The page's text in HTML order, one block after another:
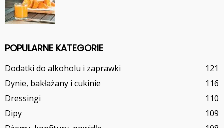
POPULARNE KATEGORIE
Dodatki do alkoholu i zaprawki
121
Dynie, bakłażany i cukinie
116
Dressingi
110
Dipy
109